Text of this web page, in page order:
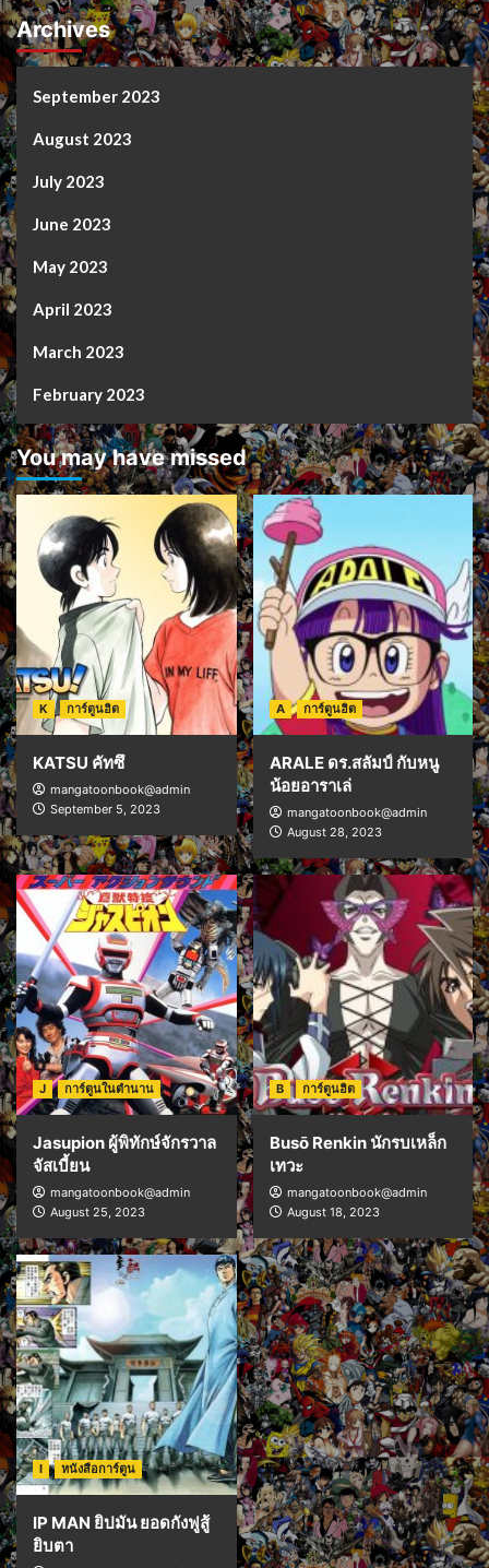
Archives
September 2023
August 2023
July 2023
June 2023
May 2023
April 2023
March 2023
February 2023
You may have missed
K การ์ตูนฮิต
KATSU คัทซึ
mangatoonbook@admin
September 5, 2023
A การ์ตูนฮิต
ARALE ดร.สลัมป์ กับหนู
น้อยอาราเล่
mangatoonbook@admin
August 28, 2023
J การ์ตูนในตำนาน
Jasupion ผู้พิทักษ์จักรวาล
จัสเบี้ยน
mangatoonbook@admin
August 25, 2023
B การ์ตูนฮิต
Busō Renkin นักรบเหล็ก
เทวะ
mangatoonbook@admin
August 18, 2023
I หนังสือการ์ตูน
IP MAN ยิปมัน ยอดกังฟูสู้
ยิบตา